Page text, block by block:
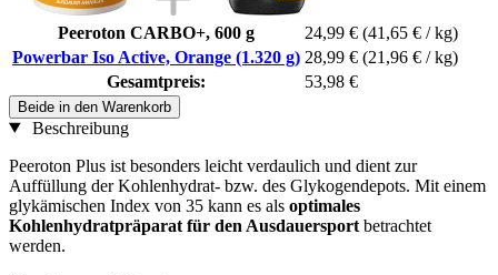
Peeroton CARBO+, 600 g 24,99 € (41,65 € / kg)
Powerbar Iso Active, Orange (1.320 g) 28,99 € (21,96 € / kg)
Gesamtpreis:
53,98 €
Beide in den Warenkorb
Beschreibung
Peeroton Plus ist besonders leicht verdaulich und dient zur
Auffüllung der Kohlenhydrat- bzw. des Glykogendepots. Mit einem
glykämischen Index von 35 kann es als optimales
Kohlenhydratpräparat für den Ausdauersport betrachtet
werden.